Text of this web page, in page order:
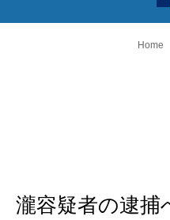
Home
瀧容疑者の逮